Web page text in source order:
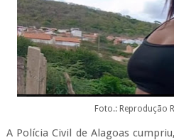
Foto.: Reprodução
A Polícia Civil de Alagoas